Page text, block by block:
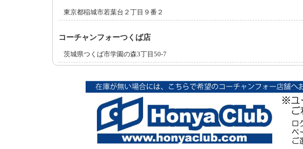
東京都稲城市若葉台２丁目９番２
コーチャンフォーつくば店
茨城県つくば市学園の森3丁目50-7